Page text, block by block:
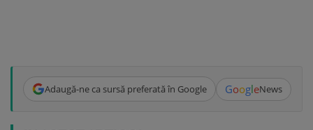
Adaugă-ne ca sursă preferată în Google GoogleNews